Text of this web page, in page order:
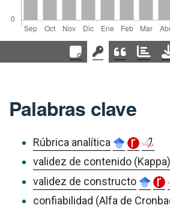
Palabras clave
Rúbrica analítica
validez de contenido (Kappa)
validez de constructo
confiabilidad (Alfa de